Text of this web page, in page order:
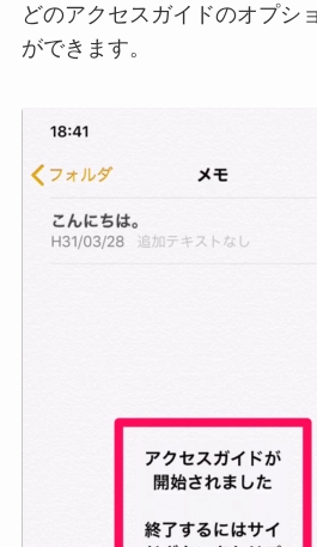
どのアクセスガイドのオプシ
ができます。